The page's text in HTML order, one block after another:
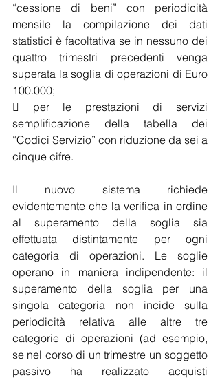
“cessione di beni” con periodicità
mensile la compilazione dei dati
statistici è facoltativa se in nessuno dei
quattro trimestri precedenti venga
superata la soglia di operazioni di Euro
100.000;
 per le prestazioni di servizi
semplificazione della tabella dei
“Codici Servizio” con riduzione da sei a
cinque cifre.
Il nuovo sistema richiede
evidentemente che la verifica in ordine
al superamento della soglia sia
effettuata distintamente per ogni
categoria di operazioni. Le soglie
operano in maniera indipendente: il
superamento della soglia per una
singola categoria non incide sulla
periodicità relativa alle altre tre
categorie di operazioni (ad esempio,
se nel corso di un trimestre un soggetto
passivo ha realizzato acquisti